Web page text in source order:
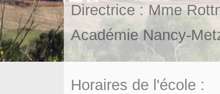
Directrice : Mme
Académie Nancy-
Horaires de l'école :